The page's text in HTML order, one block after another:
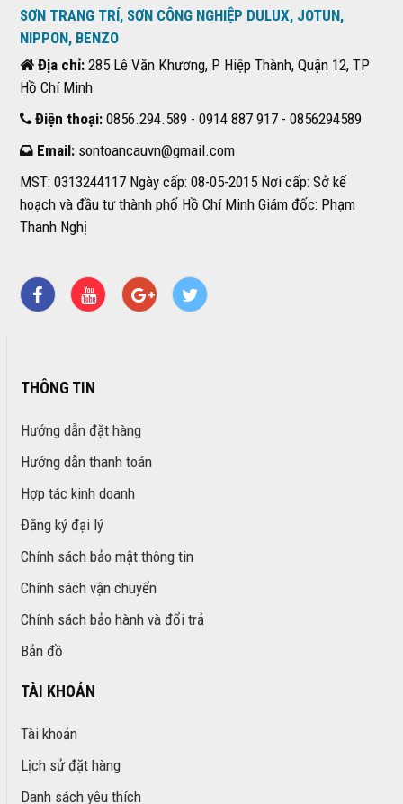
SƠN TRANG TRÍ, SƠN CÔNG NGHIỆP DULUX, JOTUN,
NIPPON, BENZO
Địa chỉ: 285 Lê Văn Khương, P Hiệp Thành, Quận 12, TP
Hồ Chí Minh
Điện thoại: 0856.294.589 - 0914 887 917 - 0856294589
Email: sontoancauvn@gmail.com
MST: 0313244117 Ngày cấp: 08-05-2015 Nơi cấp: Sở kế
hoạch và đầu tư thành phố Hồ Chí Minh Giám đốc: Phạm
Thanh Nghị
THÔNG TIN
Hướng dẫn đặt hàng
Hướng dẫn thanh toán
Hợp tác kinh doanh
Đăng ký đại lý
Chính sách bảo mật thông tin
Chính sách vận chuyển
Chính sách bảo hành và đổi trả
Bản đồ
TÀI KHOẢN
Tài khoản
Lịch sử đặt hàng
Danh sách yêu thích